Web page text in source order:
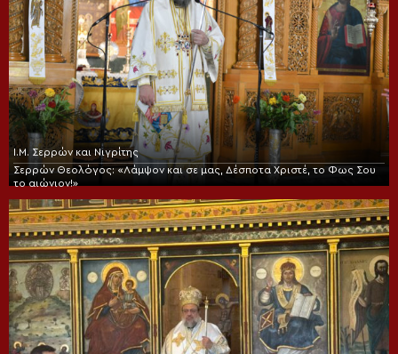
Ι.Μ. Σερρών και Νιγρίτης
Σερρών Θεολόγος: «Λάμψον και σε μας, Δέσποτα Χριστέ, το Φως Σου
το αιώνιον!»